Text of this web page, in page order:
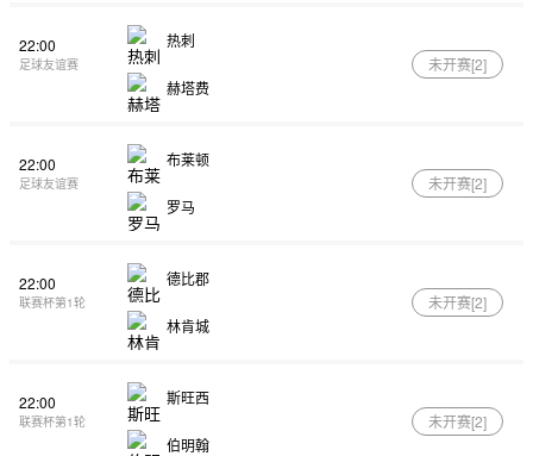
22:00
足球友谊赛
热刺
赫塔费
未开赛[2]
22:00
足球友谊赛
布莱顿
罗马
未开赛[2]
22:00
联赛杯第1轮
德比郡
林肯城
未开赛[2]
22:00
联赛杯第1轮
斯旺西
伯明翰
未开赛[2]